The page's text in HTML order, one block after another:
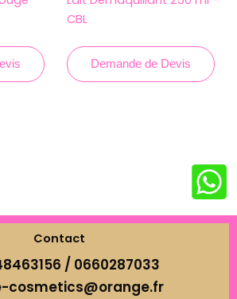
CBL
Demande de Devis
Contact
/ 0660287033
cosmetics@orange.fr